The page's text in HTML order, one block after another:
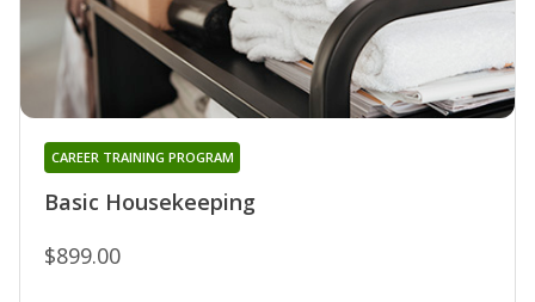
Basic Housekeeping
CAREER TRAINING PROGRAM
$899.00